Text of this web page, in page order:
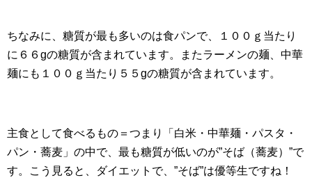
ちなみに、糖質が最も多いのは食パンで、１００ｇ当たり
に６６gの糖質が含まれています。またラーメンの麺、中華
麺にも１００ｇ当たり５５gの糖質が含まれています。
主食として食べるもの＝つまり「白米・中華麺・パスタ・
パン・蕎麦」の中で、最も糖質が低いのが”そば（蕎麦）”で
す。こう見ると、ダイエットで、”そば”は優等生ですね！